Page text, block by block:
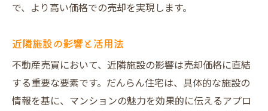
で、より高い価格での売却を実現します。
近隣施設の影響と活用法
不動産売買において、近隣施設の影響は売却価格に直結
する重要な要素です。だんらん住宅は、具体的な施設の
情報を基に、マンションの魅力を効果的に伝えるアプロ